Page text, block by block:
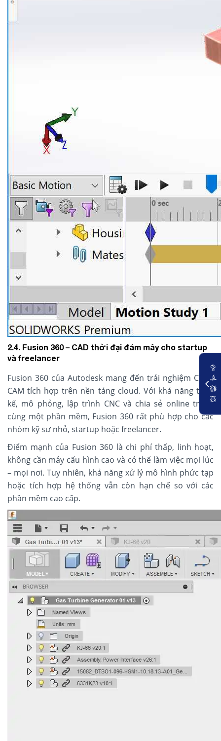
2.4. Fusion 360 – CAD thời đại đám mây cho startup
và freelancer
Fusion 360 của Autodesk mang đến trải nghiệm CAD–
CAM tích hợp trên nền tảng cloud. Với khả năng thiết
kế, mô phỏng, lập trình CNC và chia sẻ online trong
cùng một phần mềm, Fusion 360 rất phù hợp cho các
nhóm kỹ sư nhỏ, startup hoặc freelancer.
Điểm mạnh của Fusion 360 là chi phí thấp, linh hoạt,
không cần máy cấu hình cao và có thể làm việc mọi lúc
– mọi nơi. Tuy nhiên, khả năng xử lý mô hình phức tạp
hoặc tích hợp hệ thống vẫn còn hạn chế so với các
phần mềm cao cấp.
登
録
す
る